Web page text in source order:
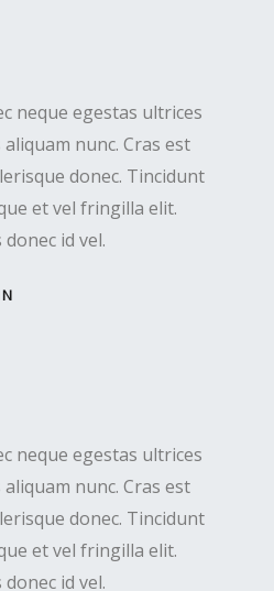
neque egestas ultrices
nunc. Cras est
donec. Tincidunt
et vel fringilla elit.
id vel.
neque egestas ultrices
nunc. Cras est
donec. Tincidunt
et vel fringilla elit.
id vel.